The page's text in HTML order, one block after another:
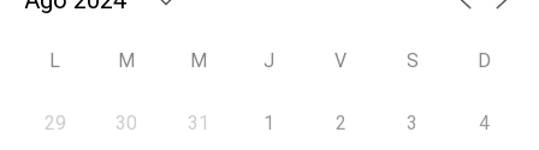
L M M J V S D
29 30 31 1 2 3 4